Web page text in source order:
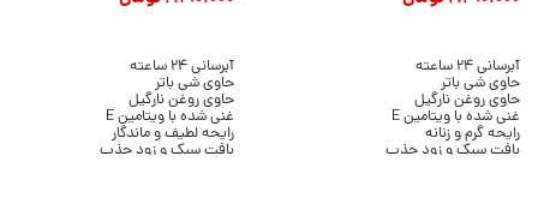
آبرسانی 24 ساعته
حاوی شی باتر
حاوی روغن نارگیل
غنی شده با ویتامین E
رایحه گرم و زنانه
بافت سبک و زود جذب
آبرسانی 24 ساعته
حاوی شی باتر
حاوی روغن نارگیل
غنی شده با ویتامین E
رایحه لطیف و ماندگار
بافت سبک و زود جذب